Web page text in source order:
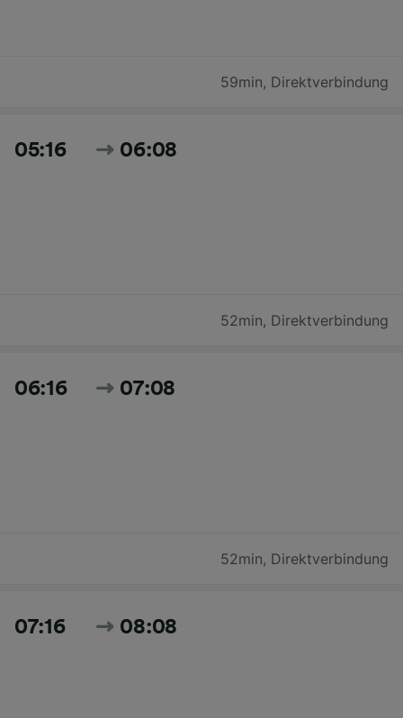
59min, Direktverbindung
05:16 06:08
52min, Direktverbindung
06:16 07:08
52min, Direktverbindung
07:16 08:08